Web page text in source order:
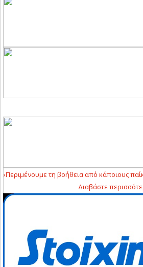
τη βοήθεια από κάποιους
Διαβάστε